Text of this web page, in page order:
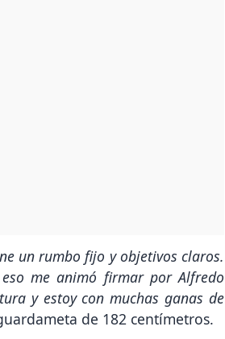
un rumbo fijo y objetivos claros.
me animó firmar por Alfredo
y estoy con muchas ganas de
de 182 centímetros.